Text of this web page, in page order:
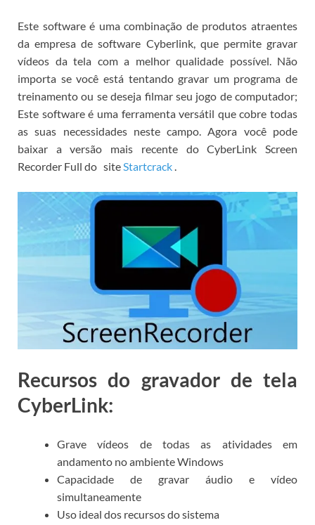
Este software é uma combinação de produtos atraentes
da empresa de software Cyberlink, que permite gravar
vídeos da tela com a melhor qualidade possível. Não
importa se você está tentando gravar um programa de
treinamento ou se deseja filmar seu jogo de computador;
Este software é uma ferramenta versátil que cobre todas
as suas necessidades neste campo.Agora você pode
baixar a versão mais recente do CyberLink Screen
Recorder Full do siteStartcrack.
Recursos do gravador de tela
CyberLink:
Grave vídeos de todas as atividades em
andamento no ambiente Windows
Capacidade de gravar áudio e vídeo
simultaneamente
Uso ideal dos recursos do sistema